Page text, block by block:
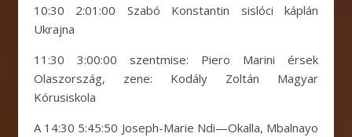
10:30 2:01:00 Szabó Konstantin sislóci káplán
Ukrajna
11:30 3:00:00 szentmise: Piero Marini érsek
Olaszország, zene: Kodály Zoltán Magyar
Kórusiskola
A 14:30 5:45:50 Joseph-Marie Ndi—Okalla, Mbalnayo